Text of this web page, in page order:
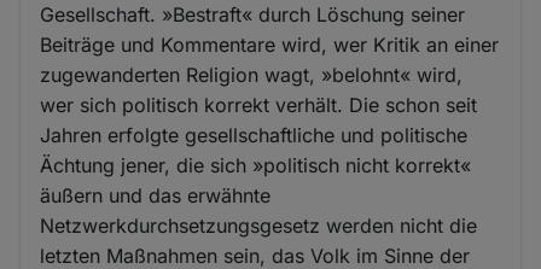
Gesellschaft. »Bestraft« durch Löschung seiner
Beiträge und Kommentare wird, wer Kritik an einer
zugewanderten Religion wagt, »belohnt« wird,
wer sich politisch korrekt verhält. Die schon seit
Jahren erfolgte gesellschaftliche und politische
Ächtung jener, die sich »politisch nicht korrekt«
äußern und das erwähnte
Netzwerkdurchsetzungsgesetz werden nicht die
letzten Maßnahmen sein, das Volk im Sinne der